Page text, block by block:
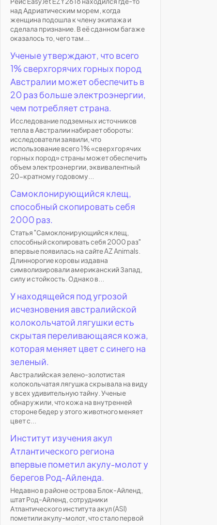
над Адриатическим морем, когда
женщина подошла к члену экипажа и
сделала признание. В её сданном багаже
оказалось то, чего там...
Ученые утверждают, что всего
1% сверхгорячих горных пород
Австралии может обеспечить в
20 раз больше электроэнергии,
чем потребляет страна.
Исследование подземных источников
тепла в Австралии набирает обороты:
исследователи заявили, что
использование всего 1% «сверхгорячих
горных пород» страны может обеспечить
объем электроэнергии, эквивалентный
20-кратному годовому...
Самоклонирующийся клещ,
способный скопировать себя
2000 раз.
Статья "Самоклонирующийся клещ,
способный скопировать себя 2000 раз"
впервые появилась на сайте AZ Animals.
Длиннорогие коровы издавна
символизировали американский Запад,
силу и стойкость. Однако в...
У находящейся под угрозой
исчезновения австралийской
колокольчатой лягушки есть
скрытая переливающаяся кожа,
которая меняет цвет с синего на
зеленый.
Австралийская зелено-золотистая
колокольчатая лягушка скрывала на виду
у всех удивительную тайну. Ученые
обнаружили, что кожа на внутренней
стороне бедер у этого животного меняет
цвет с...
Институт изучения акул
Атлантического региона
впервые пометил акулу-молот у
берегов Род-Айленда.
Недавно в районе острова Блок-Айленд,
штат Род-Айленд, сотрудники
Атлантического института акул (ASI)
пометили акулу-молот, что стало первой